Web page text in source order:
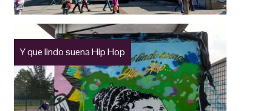
Y que lindo suena Hip Hop